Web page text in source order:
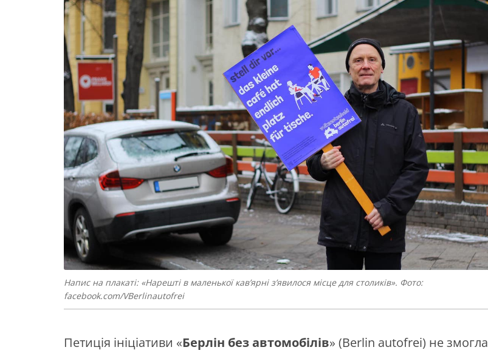
Напис на плакаті: «Нарешті в маленької кав’ярні з’явилося місце для столиків». Фото:
facebook.com/VBerlinautofrei
Петиція ініціативи «Берлін без автомобілів» (Berlin autofrei) не змогла